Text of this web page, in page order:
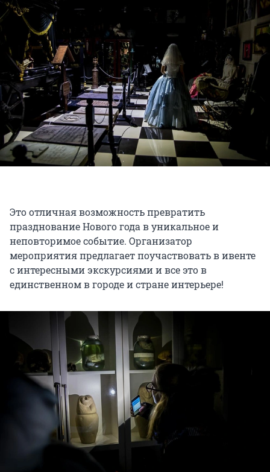
Это отличная возможность превратить
празднование Нового года в уникальное и
неповторимое событие. Организатор
мероприятия предлагает поучаствовать в ивенте
с интересными экскурсиями и все это в
единственном в городе и стране интерьере!